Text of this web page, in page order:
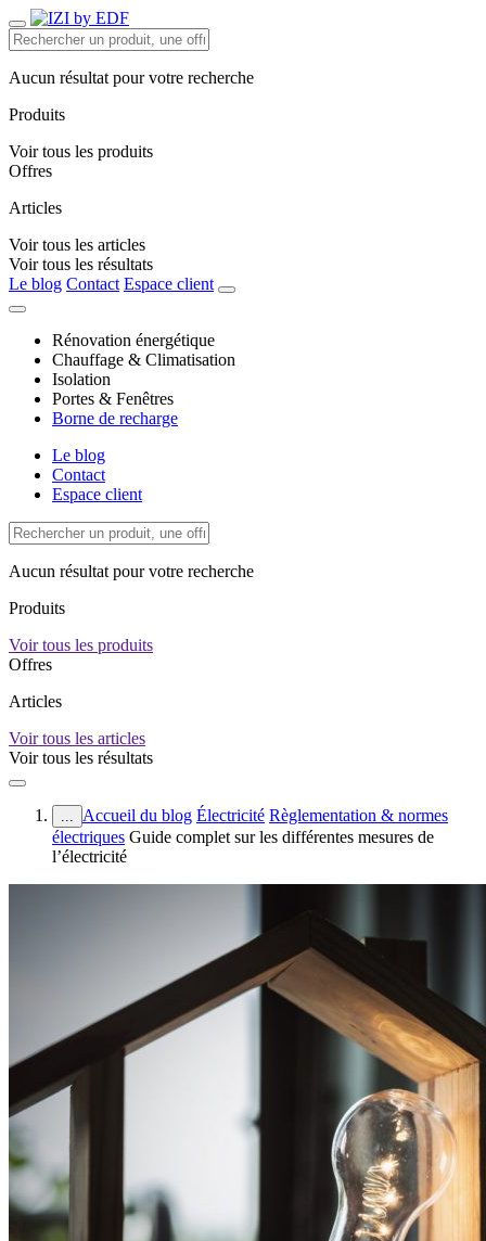
Aucun résultat pour votre recherche
Produits
Voir tous les produits
Offres
Articles
Voir tous les articles
Voir tous les résultats
Le blog Contact Espace client
Rénovation énergétique
Chauffage & Climatisation
Isolation
Portes & Fenêtres
Borne de recharge
Le blog
Contact
Espace client
Aucun résultat pour votre recherche
Produits
Voir tous les produits
Offres
Articles
Voir tous les articles
Voir tous les résultats
... Accueil du blog Électricité Règlementation & normes
électriques Guide complet sur les différentes mesures de
l’électricité